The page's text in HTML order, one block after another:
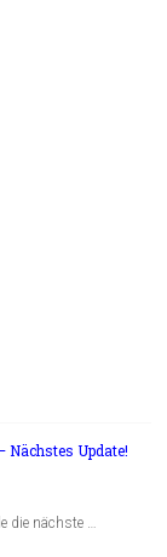
Nächstes Update!
die nächste …